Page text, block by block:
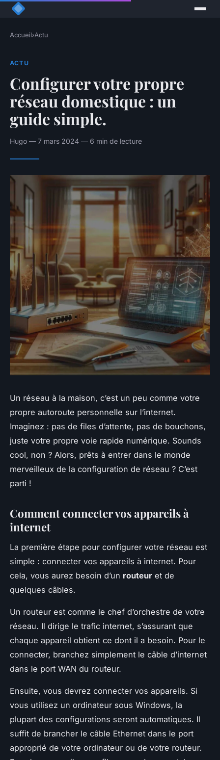
Accueil›Actu
ACTU
Configurer votre propre
réseau domestique : un
guide simple.
Hugo — 7 mars 2024 — 6 min de lecture
Un réseau à la maison, c’est un peu comme votre
propre autoroute personnelle sur l’internet.
Imaginez : pas de files d’attente, pas de bouchons,
juste votre propre voie rapide numérique. Sounds
cool, non ? Alors, prêts à entrer dans le monde
merveilleux de la configuration de réseau ? C’est
parti !
Comment connecter vos appareils à
internet
La première étape pour configurer votre réseau est
simple : connecter vos appareils à internet. Pour
cela, vous aurez besoin d’un routeur et de
quelques câbles.
Un routeur est comme le chef d’orchestre de votre
réseau. Il dirige le trafic internet, s’assurant que
chaque appareil obtient ce dont il a besoin. Pour le
connecter, branchez simplement le câble d’internet
dans le port WAN du routeur.
Ensuite, vous devrez connecter vos appareils. Si
vous utilisez un ordinateur sous Windows, la
plupart des configurations seront automatiques. Il
suffit de brancher le câble Ethernet dans le port
approprié de votre ordinateur ou de votre routeur.